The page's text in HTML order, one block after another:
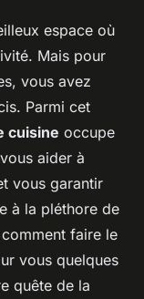
espace où
Mais pour
vous avez
Parmi cet
cuisine occupe
aider à
vous garantir
à la pléthore de
faire le
vous quelques
quête de la